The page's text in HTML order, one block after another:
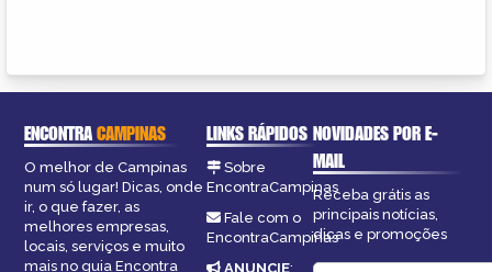
ENCONTRACAMPINAS
O melhor de Campinas
num só lugar! Dicas, onde
ir, o que fazer, as
melhores empresas,
locais, serviços e muito
mais no guia Encontra
LINKS RÁPIDOS
Sobre
EncontraCampinas
Fale com o
EncontraCampinas
ANUNCIE:
NOVIDADES POR E-
MAIL
Receba grátis as
principais notícias,
dicas e promoções